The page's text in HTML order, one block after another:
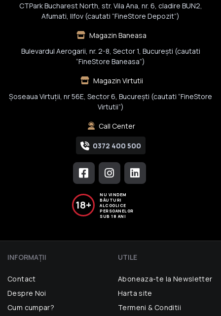
CTPark Bucharest North, str. Vila Ana, nr. 6, cladire BUN2,
Afumati, Ilfov (cautati “FineStore Depozit”)
Magazin Baneasa
Bulevardul Aerogarii, nr. 2-8, Sector 1, Bucureşti (cautati
“FineStore Baneasa”)
Magazin Virtutii
Șoseaua Virtuții, nr 56E, Sector 6, București (cautati “FineStore
Virtutii”)
Call Center
0372 400 500
18+
NU VINDEM
BĂUTURI
ALCOOLICE
PERSOANELOR
SUB 18 ANI
INFORMAŢII
Contact
Despre Noi
Cum cumpar?
UTILE
Aboneaza-te la Newsletter
Harta site
Termeni & Conditii